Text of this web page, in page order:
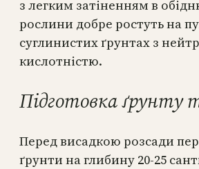
з легким затіненням в
рослини добре ростуть на
суглинистих ґрунтах з
кислотністю.
Підготовка ґрунту
Перед висадкою розсади
ґрунти на глибину 20-25